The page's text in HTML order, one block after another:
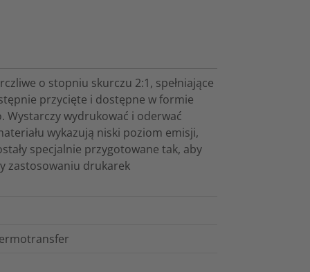
o stopniu skurczu 2:1, spełniające
przycięte i dostępne w formie
wydrukować i oderwać
wykazują niski poziom emisji,
specjalnie przygotowane tak, aby
zastosowaniu drukarek